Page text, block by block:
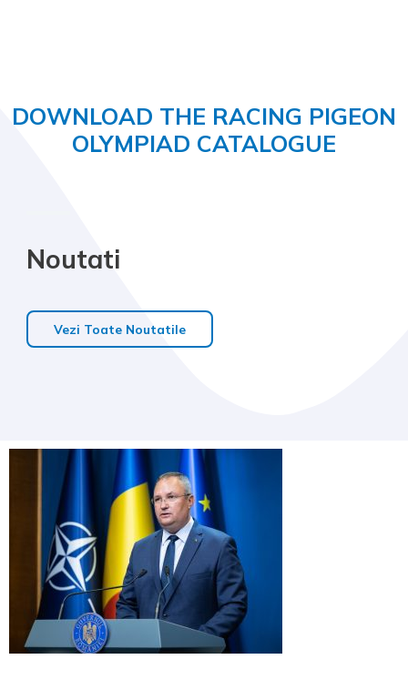
DOWNLOAD THE RACING PIGEON
OLYMPIAD CATALOGUE
Noutati
Vezi Toate Noutatile